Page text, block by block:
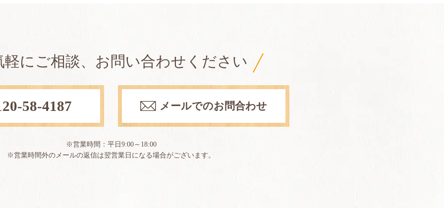
軽にご相談、お問い合わせください
58-4187 メールでのお問合わせ
※営業時間：平日9:00～18:00
※営業時間外のメールの返信は翌営業日になる場合がございます。